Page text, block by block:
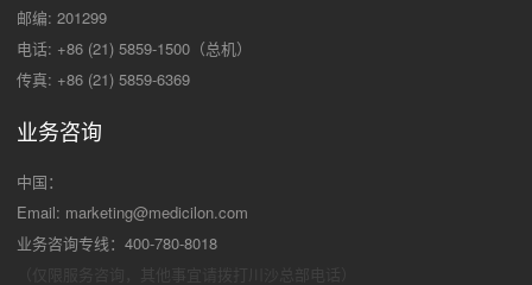
邮编: 201299
电话: +86 (21) 5859-1500（总机）
传真: +86 (21) 5859-6369
业务咨询
中国：
Email: marketing@medicilon.com
业务咨询专线：400-780-8018